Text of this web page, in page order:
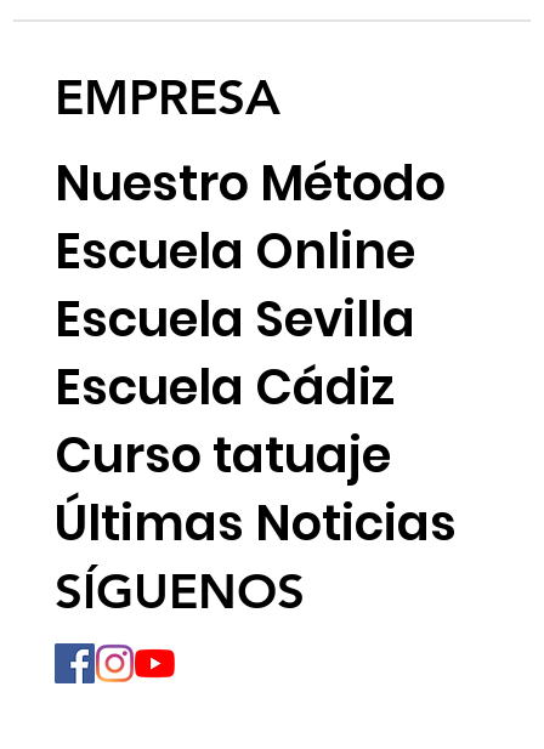
Nuestro Método
Escuela Online
Escuela Sevilla
Escuela Cádiz
Curso tatuaje
Últimas Noticias
SÍGUENOS